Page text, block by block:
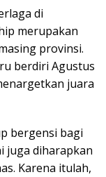
di
merupakan
provinsi.
berdiri Agustus
juara
bergensi bagi
juga diharapkan
Karena itulah,